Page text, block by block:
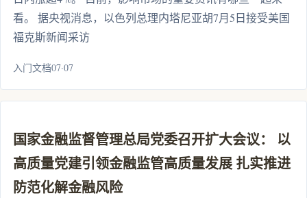
看。 据央视消息，以色列总理内塔尼亚胡7月5日接受美国
福克斯新闻采访
入门文档07·07
国家金融监督管理总局党委召开扩大会议： 以
高质量党建引领金融监管高质量发展 扎实推进
防范化解金融风险